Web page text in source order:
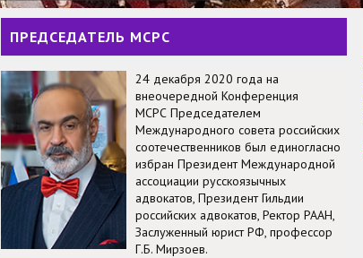
ПРЕДСЕДАТЕЛЬ МСРС
24 декабря 2020 года на
внеочередной Конференция
МСРС Председателем
Международного совета российских
соотечественников был единогласно
избран Президент Международной
ассоциации русскоязычных
адвокатов, Президент Гильдии
российских адвокатов, Ректор РААН,
Заслуженный юрист РФ, профессор
Г.Б. Мирзоев.